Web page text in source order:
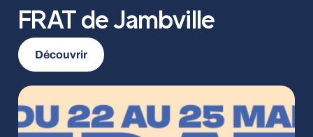
FRAT de Jambville
Découvrir